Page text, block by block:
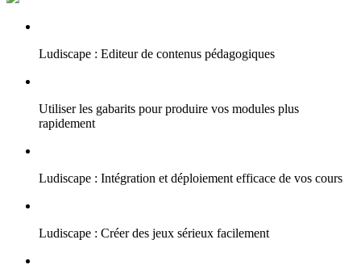
Ludiscape : Editeur de contenus pédagogiques
Utiliser les gabarits pour produire vos modules plus
rapidement
Ludiscape : Intégration et déploiement efficace de vos cours
Ludiscape : Créer des jeux sérieux facilement